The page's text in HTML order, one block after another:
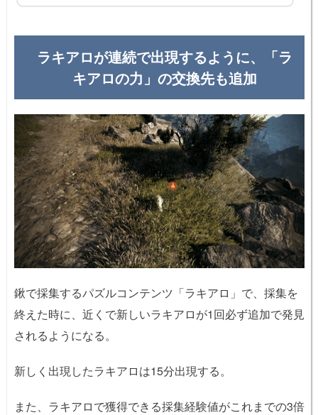
ワープで行くならオーディリタ経由が早い 道沿いなので獲得に行くだけな
ラキアロが連続で出現するように、「ラ
キアロの力」の交換先も追加
鍬で採集するパズルコンテンツ「ラキアロ」で、採集を
終えた時に、近くで新しいラキアロが1回必ず追加で発見
されるようになる。
新しく出現したラキアロは15分出現する。
また、ラキアロで獲得できる採集経験値がこれまでの3倍